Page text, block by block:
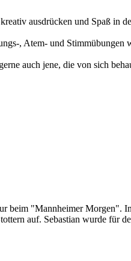
ausdrücken und Spaß in
, Atem- und
auch jene, die von sich
beim "Mannheimer Morgen".
auf. Sebastian wurde für